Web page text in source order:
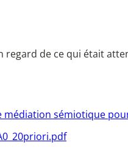
de ce qui était
médiation sémiotique